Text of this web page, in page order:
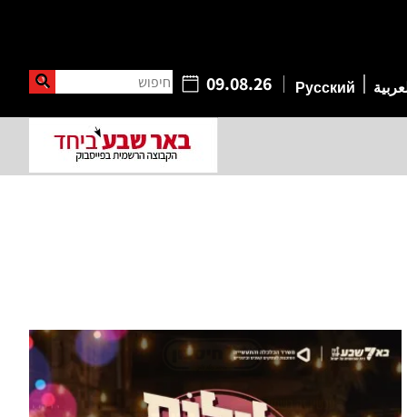
09.08.26 חיפוש Русский